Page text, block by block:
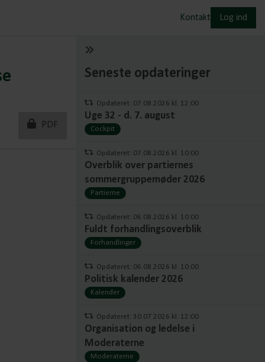
Kontakt Log ind
PDF
Seneste opdateringer
Opdateret: 07.08.2026 kl. 12:00
Uge 32 - d. 7. august
Cockpit
Opdateret: 07.08.2026 kl. 10:00
Overblik over partiernes
sommergruppemøder 2026
Partierne
Opdateret: 06.08.2026 kl. 10:00
Fuldt forhandlingsoverblik
Forhandlinger
Opdateret: 06.08.2026 kl. 10:00
Politisk kalender 2026
Kalender
Opdateret: 30.07.2026 kl. 12:00
Organisation og ledelse i
Moderaterne
Moderaterne